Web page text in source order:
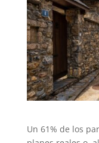
Un 61% de los